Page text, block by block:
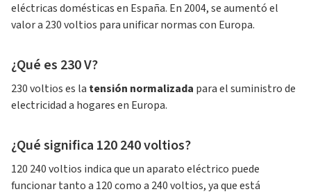
eléctricas domésticas en España. En 2004, se aumentó el
valor a 230 voltios para unificar normas con Europa.
¿Qué es 230 V?
230 voltios es la tensión normalizada para el suministro de
electricidad a hogares en Europa.
¿Qué significa 120 240 voltios?
120 240 voltios indica que un aparato eléctrico puede
funcionar tanto a 120 como a 240 voltios, ya que está